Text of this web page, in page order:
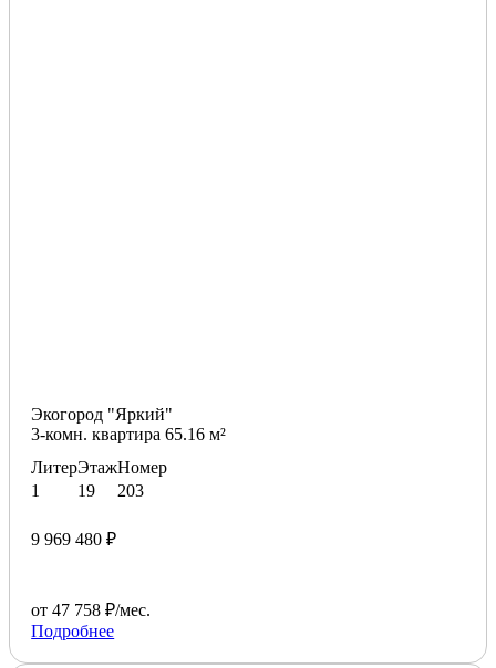
Экогород "Яркий"
3-комн. квартира 65.16 м²
Литер
1
Этаж
19
Номер
203
9 969 480 ₽
от 47 758 ₽/мес.
Подробнее